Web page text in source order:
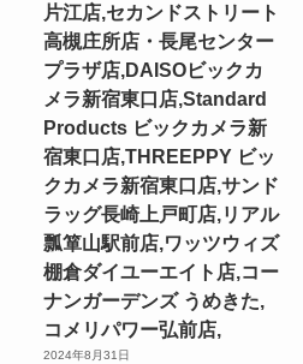
片江店,セカンドストリート
高槻庄所店・長尾センター
プラザ店,DAISOビックカ
メラ新宿東口店,Standard
Products ビックカメラ新
宿東口店,THREEPPY ビッ
クカメラ新宿東口店,サンド
ラッグ長崎上戸町店,リアル
瓢箪山駅前店,ワッツウィズ
棚倉ダイユーエイト店,コー
ナンガーデンズ うめきた,
コメリパワー弘前店,
2024年8月31日